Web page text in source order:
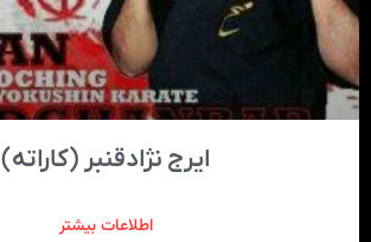
ایرج نژادقنبر (کاراته)
اطلاعات بیشتر